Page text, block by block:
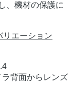
、機材の保護に
リエーション
背面からレンズ